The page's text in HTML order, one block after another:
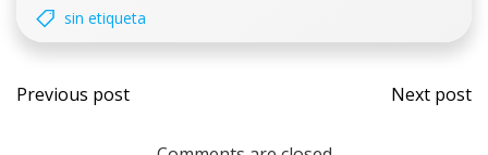
sin etiqueta
Previous post Next post